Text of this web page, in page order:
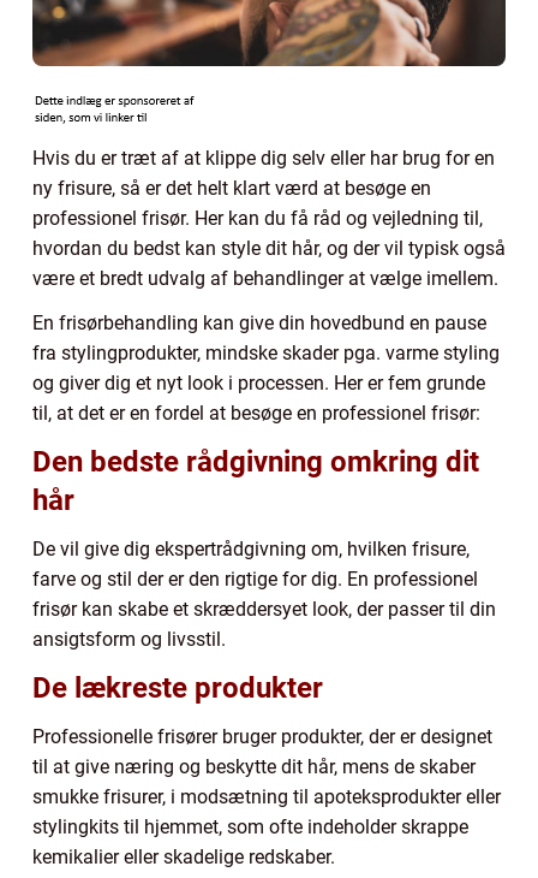
Hvis du er træt af at klippe dig selv eller har brug for en
ny frisure, så er det helt klart værd at besøge en
professionel frisør. Her kan du få råd og vejledning til,
hvordan du bedst kan style dit hår, og der vil typisk også
være et bredt udvalg af behandlinger at vælge imellem.
En frisørbehandling kan give din hovedbund en pause
fra stylingprodukter, mindske skader pga. varme styling
og giver dig et nyt look i processen. Her er fem grunde
til, at det er en fordel at besøge en professionel frisør:
Den bedste rådgivning omkring dit
hår
De vil give dig ekspertrådgivning om, hvilken frisure,
farve og stil der er den rigtige for dig. En professionel
frisør kan skabe et skræddersyet look, der passer til din
ansigtsform og livsstil.
De lækreste produkter
Professionelle frisører bruger produkter, der er designet
til at give næring og beskytte dit hår, mens de skaber
smukke frisurer, i modsætning til apoteksprodukter eller
stylingkits til hjemmet, som ofte indeholder skrappe
kemikalier eller skadelige redskaber.